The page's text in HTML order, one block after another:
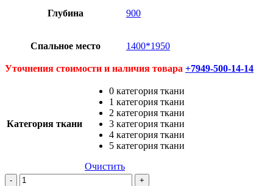
Глубина 900
Спальное место 1400*1950
Уточнения стоимости и наличия товара +7949-500-14-14
Категория ткани
0 категория ткани
1 категория ткани
2 категория ткани
3 категория ткани
4 категория ткани
5 категория ткани
Очистить
Количество